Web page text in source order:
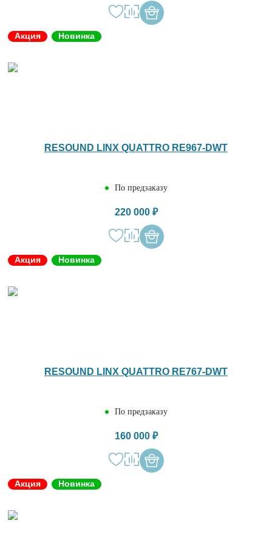
Акция Новинка
RESOUND LINX QUATTRO RE967-DWT
По предзаказу
220 000 ₽
Акция Новинка
RESOUND LINX QUATTRO RE767-DWT
По предзаказу
160 000 ₽
Акция Новинка